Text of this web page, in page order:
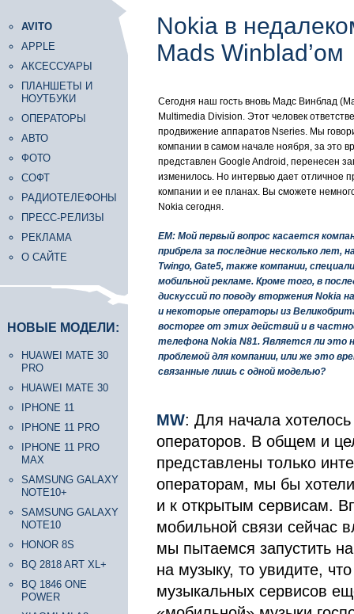
AVITO
APPLE
АКСЕССУАРЫ
ПЛАНШЕТЫ И
НОУТБУКИ
ОПЕРАТОРЫ
АВТО
ФОТО
СОФТ
РАДИОТЕЛЕФОНЫ
ПРЕСС-РЕЛИЗЫ
РЕКЛАМА
О САЙТЕ
НОВЫЕ МОДЕЛИ:
HUAWEI MATE 30
PRO
HUAWEI MATE 30
IPHONE 11
IPHONE 11 PRO
IPHONE 11 PRO
MAX
SAMSUNG GALAXY
NOTE10+
SAMSUNG GALAXY
NOTE10
HONOR 8S
BQ 2818 ART XL+
BQ 1846 ONE
POWER
Nokia в
Mads Winblad’ом
Сегодня наш гость вновь Мадс Винблад
Multimedia Division. Этот человек
продвижение аппаратов Nseries. Мы
компании в самом начале ноября, за это
представлен Google Android, перенесен
изменилось. Но интервью дает отличное
компании и ее планах. Вы сможете
Nokia сегодня.
EM: Мой первый вопрос касается
прибрела за последние несколько лет,
Twingo, Gate5, также компании,
мобильной рекламе. Кроме того, в
дискуссий по поводу вторжения Nokia
и некоторые операторы из
восторге от этих действий и в
телефона Nokia N81. Является ли это
проблемой для компании, или же это
связанные лишь с одной моделью?
MW: Для начала
операторов. В общем и
представлены только
операторам, мы бы
и к открытым сервисам.
мобильной связи сейчас
мы пытаемся запустить
на музыку, то увидите,
музыкальных сервисов